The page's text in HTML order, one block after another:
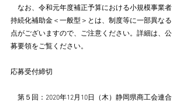
なお、令和元年度補正予算における小規模事業者
持続化補助金＜一般型＞とは、制度等に一部異なる
点がございますので、ご注意ください。詳細は、公
募要領をご覧ください。
応募受付締切
第５回：2020年12月10日（木）静岡県商工会連合